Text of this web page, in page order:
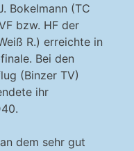
Bokelmann (TC
bzw. HF der
R.) erreichte in
Bei den
(Binzer TV)
ihr
dem sehr gut